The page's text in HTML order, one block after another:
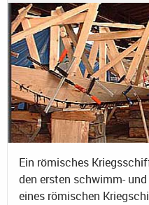
Ein römisches
den ersten schwimm-
eines römischen